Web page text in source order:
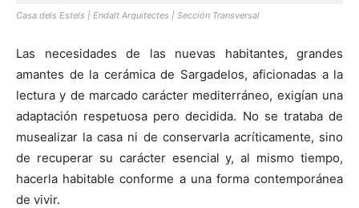
Casa dels Estels | Endalt Arquitectes | Sección Transversal
Las necesidades de las nuevas habitantes, grandes
amantes de la cerámica de Sargadelos, aficionadas a la
lectura y de marcado carácter mediterráneo, exigían una
adaptación respetuosa pero decidida. No se trataba de
musealizar la casa ni de conservarla acríticamente, sino
de recuperar su carácter esencial y, al mismo tiempo,
hacerla habitable conforme a una forma contemporánea
de vivir.